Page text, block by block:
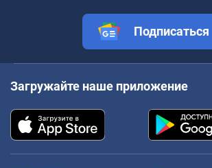
Подписаться
Загружайте наше приложение